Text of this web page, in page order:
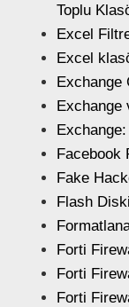
Toplu
Excel
Excel
Exchange
Exchange
Facebook
Fake
Flash
Forti
Forti
Forti